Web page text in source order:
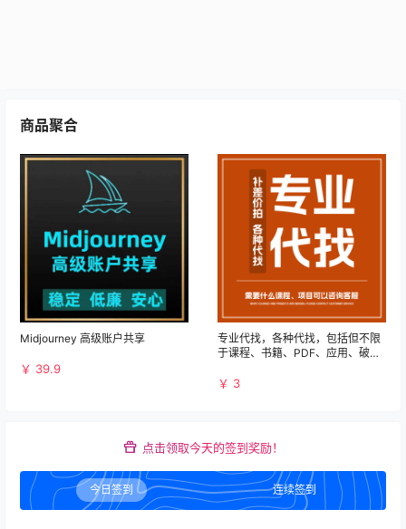
商品聚合
Midjourney 高级账户共享
￥ 39.9
专业代找，各种代找，包括但不限
于课程、书籍、PDF、应用、破解
￥ 3
点击领取今天的签到奖励！
今日签到 连续签到